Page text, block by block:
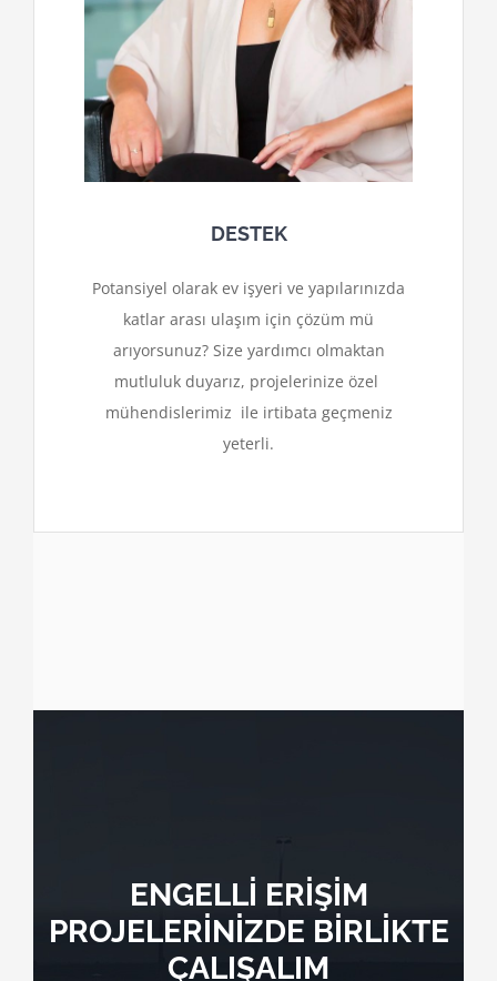
DESTEK
Potansiyel olarak ev işyeri ve yapılarınızda
katlar arası ulaşım için çözüm mü
arıyorsunuz? Size yardımcı olmaktan
mutluluk duyarız, projelerinize özel
mühendislerimiz ile irtibata geçmeniz
yeterli.
ENGELLİ ERİŞİM
PROJELERİNİZDE BİRLİKTE
ÇALIŞALIM